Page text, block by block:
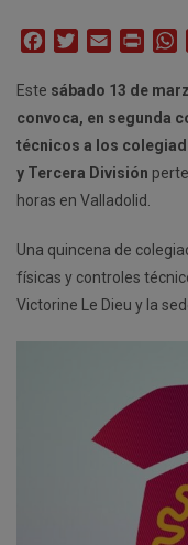
FacebookTwitterEmail Print
Este sábado 13 de
convoca, en segunda
técnicos a los
y Tercera División
horas en Valladolid.
Una quincena de
físicas y controles
Victorine Le Dieu y la